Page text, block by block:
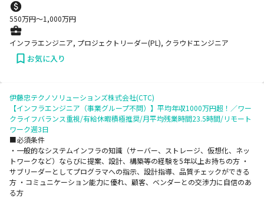
550万円〜1,000万円
インフラエンジニア, プロジェクトリーダー(PL), クラウドエンジニア
お気に入り
伊藤忠テクノソリューションズ株式会社(CTC)
【インフラエンジニア（事業グループ不問）】平均年収1000万円超！／ワー
クライフバランス重視/有給休暇積極推奨/月平均残業時間23.5時間/リモート
ワーク週3日
■必須条件
・一般的なシステムインフラの知識（サーバー、ストレージ、仮想化、ネッ
トワークなど）ならびに提案、設計、構築等の経験を5年以上お持ちの方 ・
サブリーダーとしてプログラマへの指示、設計指導、品質チェックができる
方 ・コミュニケーション能力に優れ、顧客、ベンダーとの交渉力に自信のあ
る方